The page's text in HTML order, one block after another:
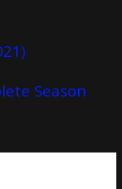
Season